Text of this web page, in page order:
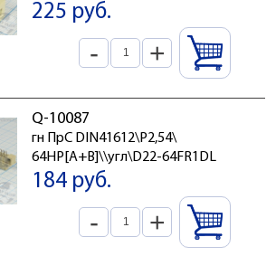
225 руб.
- +
Q-10087
гн ПрС DIN41612\P2,54\
64HP[A+B]\\угл\D22-64FR1DL
184 руб.
- +